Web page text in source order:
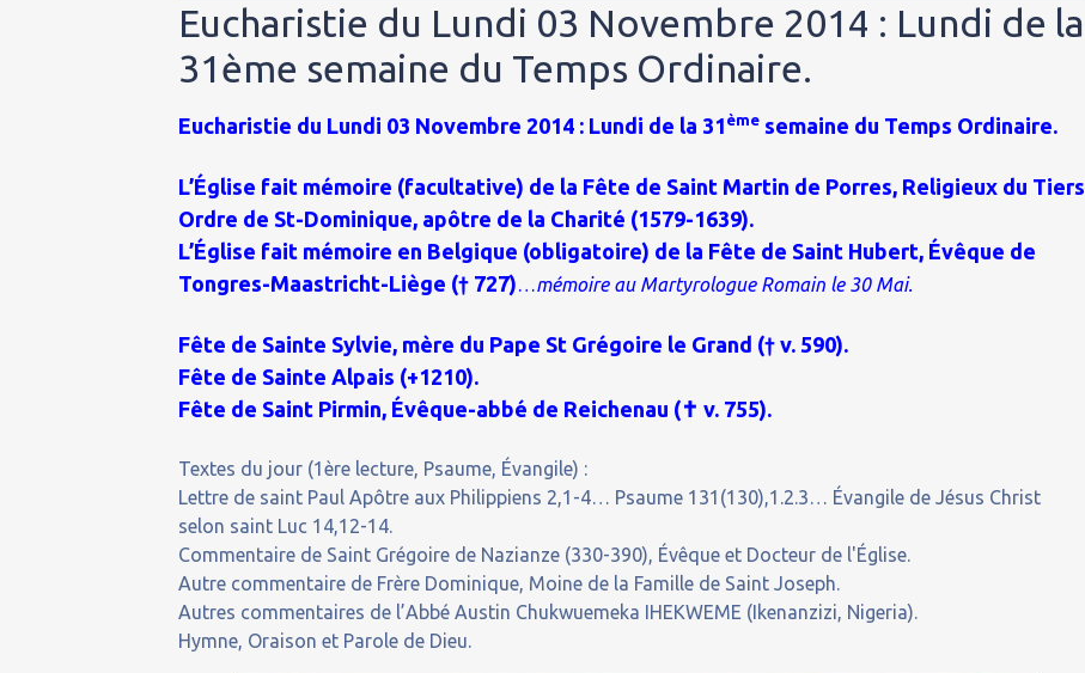
Eucharistie du Lundi 03 Novembre 2014 : Lundi de la
31ème semaine du Temps Ordinaire.
Eucharistie du Lundi 03 Novembre 2014 : Lundi de la 31ème semaine du Temps Ordinaire.
L’Église fait mémoire (facultative) de la Fête de Saint Martin de Porres, Religieux du Tiers
Ordre de St-Dominique, apôtre de la Charité (1579-1639).
L’Église fait mémoire en Belgique (obligatoire) de la Fête de Saint Hubert, Évêque de
Tongres-Maastricht-Liège († 727)…mémoire au Martyrologue Romain le 30 Mai.
Fête de Sainte Sylvie, mère du Pape St Grégoire le Grand († v. 590).
Fête de Sainte Alpais (+1210).
Fête de Saint Pirmin, Évêque-abbé de Reichenau (✝ v. 755).
Textes du jour (1ère lecture, Psaume, Évangile) :
Lettre de saint Paul Apôtre aux Philippiens 2,1-4… Psaume 131(130),1.2.3… Évangile de Jésus Christ
selon saint Luc 14,12-14.
Commentaire de Saint Grégoire de Nazianze (330-390), Évêque et Docteur de l'Église.
Autre commentaire de Frère Dominique, Moine de la Famille de Saint Joseph.
Autres commentaires de l’Abbé Austin Chukwuemeka IHEKWEME (Ikenanzizi, Nigeria).
Hymne, Oraison et Parole de Dieu.